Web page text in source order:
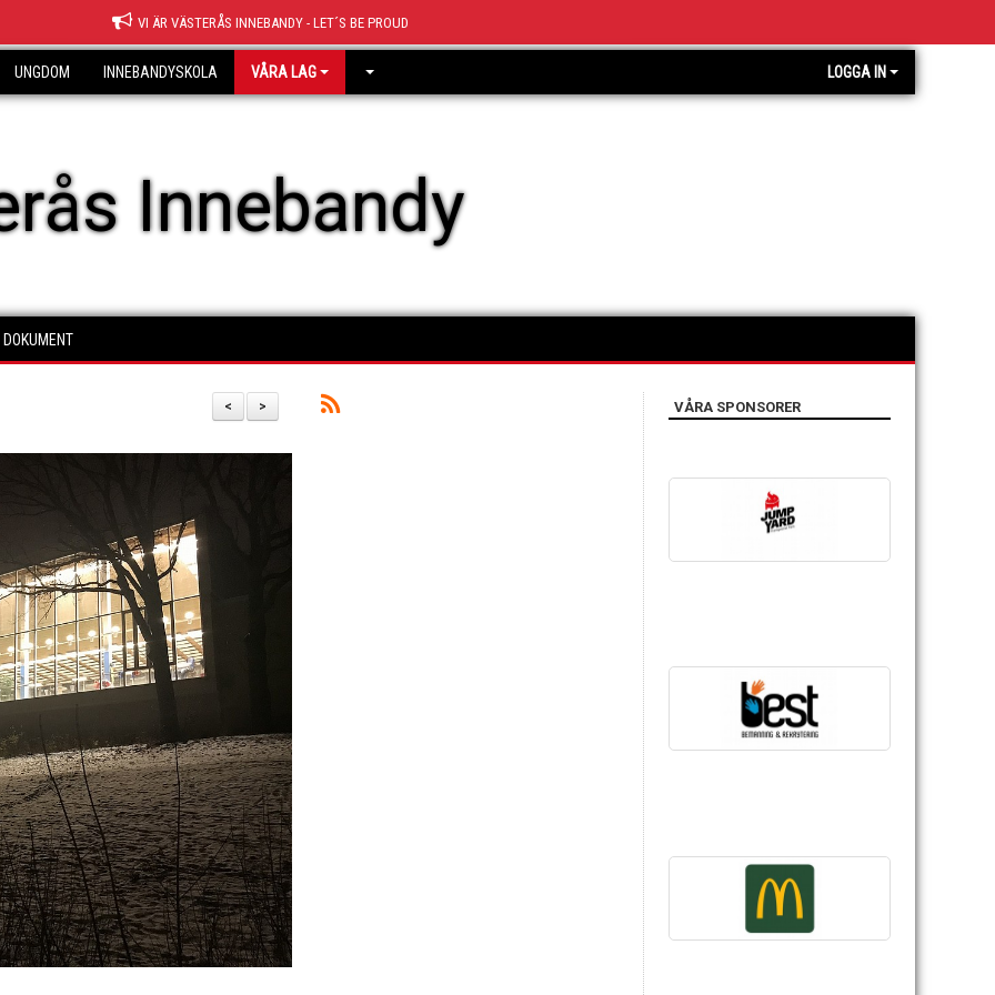
VI ÄR VÄSTERÅS INNEBANDY - LET´S BE PROUD
UNGDOM INNEBANDYSKOLA VÅRA LAG LOGGA IN
Innebandy
DOKUMENT
>
< VÅRA SPONSORER